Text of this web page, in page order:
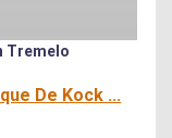
Tremelo
De Kock ...